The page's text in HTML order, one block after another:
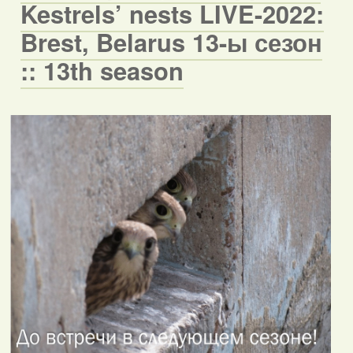
Kestrels’ nests LIVE-2022:
Brest, Belarus 13-ы сезон
:: 13th season